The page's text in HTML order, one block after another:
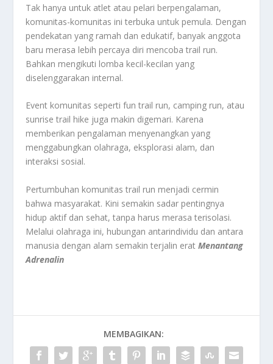
Tak hanya untuk atlet atau pelari berpengalaman,
komunitas-komunitas ini terbuka untuk pemula. Dengan
pendekatan yang ramah dan edukatif, banyak anggota
baru merasa lebih percaya diri mencoba trail run.
Bahkan mengikuti lomba kecil-kecilan yang
diselenggarakan internal.
Event komunitas seperti fun trail run, camping run, atau
sunrise trail hike juga makin digemari. Karena
memberikan pengalaman menyenangkan yang
menggabungkan olahraga, eksplorasi alam, dan
interaksi sosial.
Pertumbuhan komunitas trail run menjadi cermin
bahwa masyarakat. Kini semakin sadar pentingnya
hidup aktif dan sehat, tanpa harus merasa terisolasi.
Melalui olahraga ini, hubungan antarindividu dan antara
manusia dengan alam semakin terjalin eratMenantang
Adrenalin
MEMBAGIKAN: